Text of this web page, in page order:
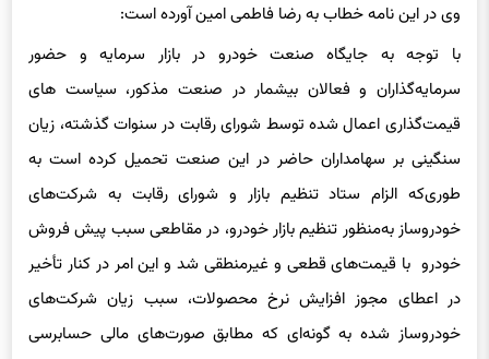
با توجه به جایگاه صنعت خودرو در بازار سرمایه و حضور
سرمایه‌گذاران و فعالان بیشمار در صنعت مذکور، سیاست های
قیمت‌گذاری اعمال شده توسط شورای رقابت در سنوات گذشته، زیان
سنگینی بر سهامداران حاضر در این صنعت تحمیل کرده است به
طوری‌که الزام ستاد تنظیم بازار و شورای رقابت به شرکت‌های
خودروساز به‌منظور تنظیم بازار خودرو، در مقاطعی سبب پیش فروش
خودرو با قیمت‌های قطعی و غیرمنطقی شد و این امر در کنار تأخیر
در اعطای مجوز افزایش نرخ محصولات، سبب زیان شرکت‌های
خودروساز شده به گونه‌ای که مطابق صورت‌های مالی حسابرسی
شده شرکت‌های ایران خودرو و سایپا در سال ۹۹ زیان خالص این